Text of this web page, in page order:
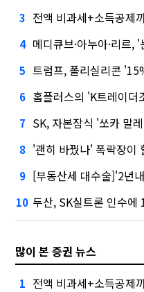
3 전액 비과세+소득공제
4 메디큐브·아누아·리르,
5 트럼프, 폴리실리콘 '15%
6 홈플러스의 'K트레이
7 SK, 자본잠식 '쏘카 말
8 '괜히 바꿨나' 폭락장이 할
9 [부동산세 대수술]'2년
10 두산, SK실트론 인수
많이 본 증권 뉴스
1 전액 비과세+소득공제